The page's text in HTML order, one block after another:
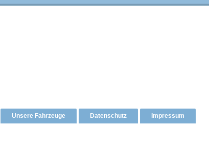
Unsere Fahrzeuge Datenschutz Impressum